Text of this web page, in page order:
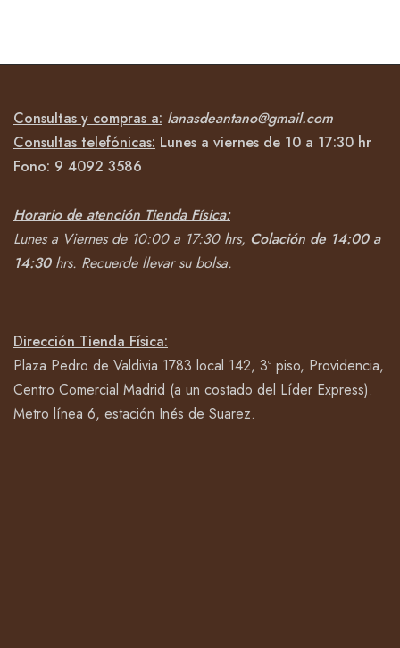
Consultas y compras a: lanasdeantano@gmail.com
Consultas telefónicas: Lunes a viernes de 10 a 17:30 hr
Fono: 9 4092 3586
Horario de atención Tienda Física:
Lunes a Viernes de 10:00 a 17:30 hrs, Colación de 14:00 a
14:30hrs. Recuerde llevar su bolsa.
Dirección Tienda Física:
Plaza Pedro de Valdivia 1783 local 142, 3º piso, Providencia,
Centro Comercial Madrid (a un costado del Líder Express).
Metro línea 6, estación Inés de Suarez.